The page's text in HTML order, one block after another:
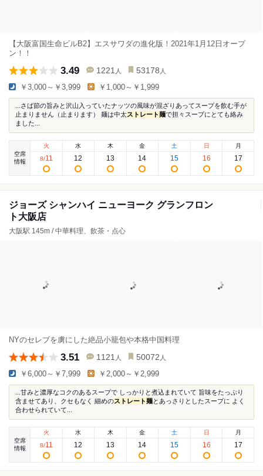
【大阪富国生命ビルB2】エスサワダの進化版！2021年1月12日オープ
ン！！
3.49 1221 人 53178 人
￥3,000～￥3,999 ￥1,000～￥1,999
...さば節の旨みと沢山入っていたナッツの風味が混ざりあってスープを飲む手が
止まりません（止まります） 麺は中太ストレート麺で担々スープにとても絡み
ました...
空席
情報
火
8/11
水
12
木
13
金
14
土
15
日
16
月
17
ジョーズ シャンハイ ニューヨーク グランフロン
ト大阪店
大阪駅 145m / 中華料理、飲茶・点心
NYのセレブを虜にした絶品小籠包や本格中国料理
3.51 1121 人 50072 人
￥6,000～￥7,999 ￥2,000～￥2,999
...甘みと濃厚なコクのあるスープで しっかりと煮込まれていて 旨味をたっぷり
含ませてあり、クセもなく 細めのストレート麺とあっさりとしたスープに よく
合わせられていて...
空席
情報
火
8/11
水
12
木
13
金
14
土
15
日
16
月
17